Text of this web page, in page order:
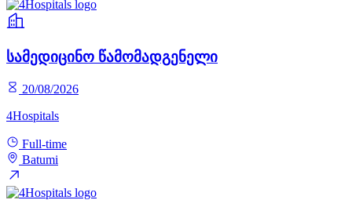
სამედიცინო წამომადგენელი
20/08/2026
4Hospitals
Full-time
Batumi